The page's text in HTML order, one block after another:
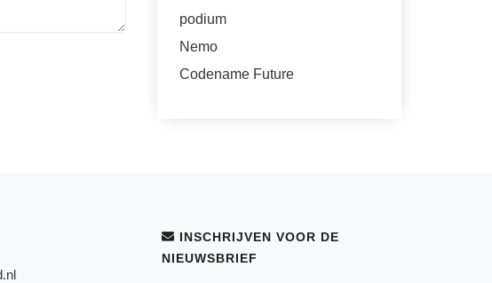
podium
Nemo
Codename Future
INSCHRIJVEN VOOR DE
NIEUWSBRIEF